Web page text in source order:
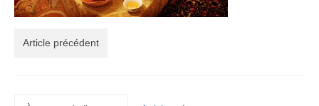
Article précédent